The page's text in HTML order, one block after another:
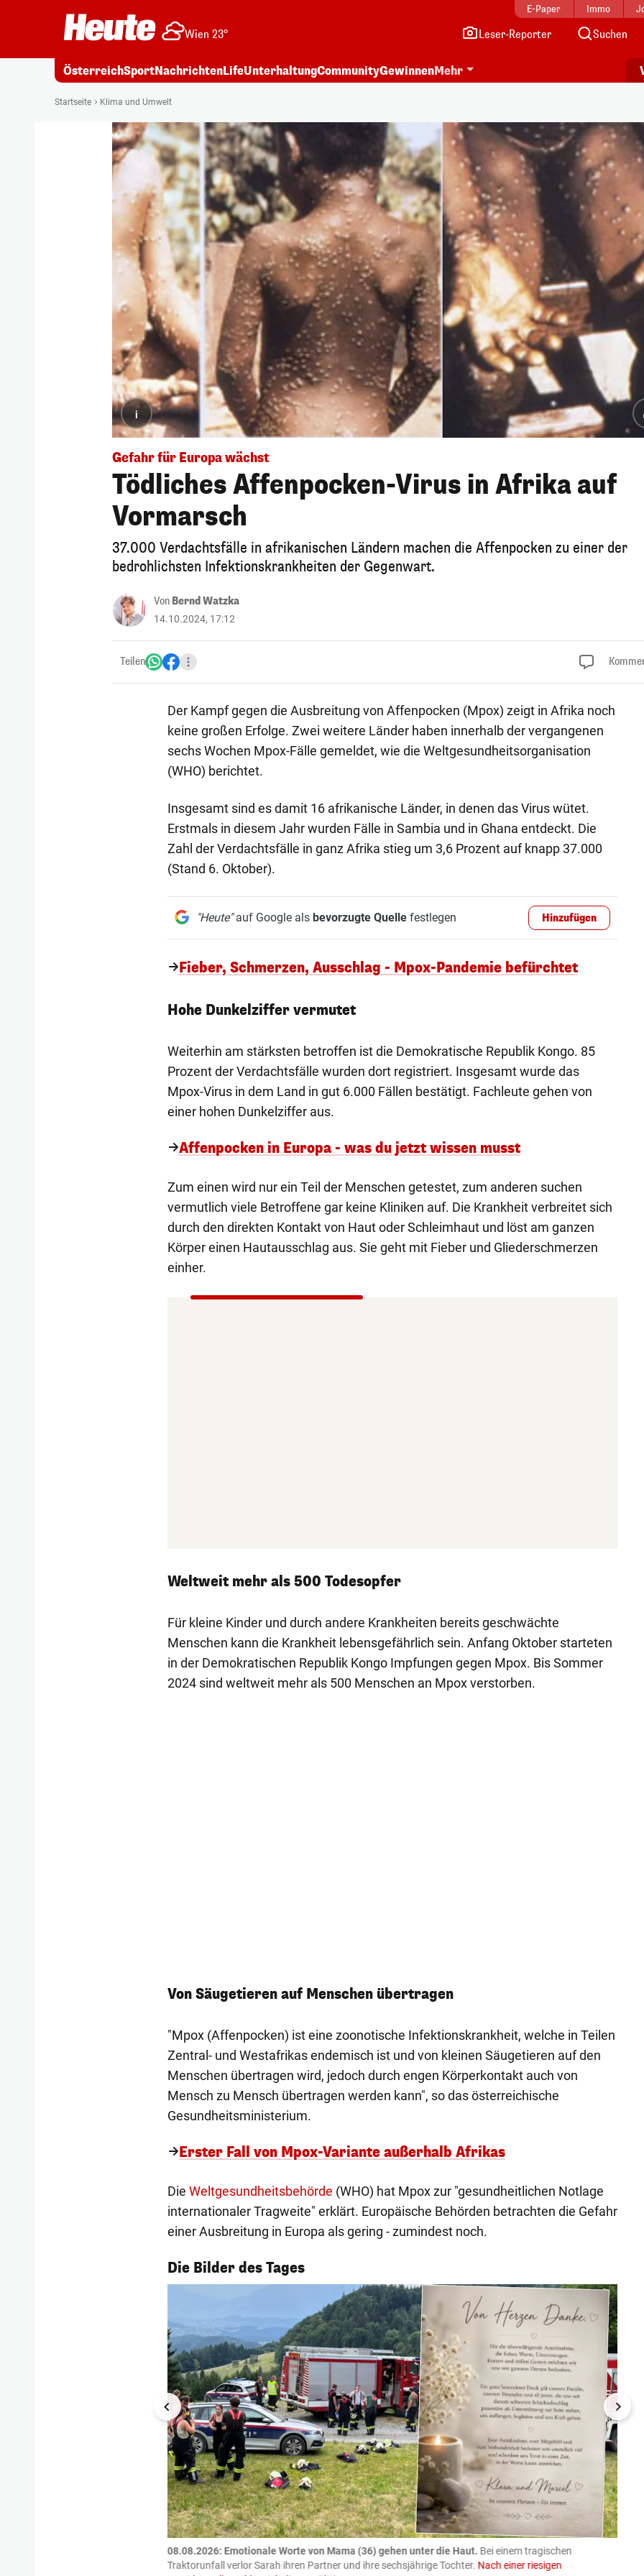
E-Paper Immo
Wien 23° Leser-Reporter Suchen
ÖsterreichSportNachrichtenLifeUnterhaltungCommunityGewinnenMehr
Startseite Klima und Umwelt
i
Gefahr für Europa wächst
Tödliches Affenpocken-Virus in Afrika auf
Vormarsch
37.000 Verdachtsfälle in afrikanischen Ländern machen die Affenpocken zu einer der
bedrohlichsten Infektionskrankheiten der Gegenwart.
Von Bernd Watzka
14.10.2024, 17:12
Teilen
Der Kampf gegen die Ausbreitung von Affenpocken (Mpox) zeigt in Afrika noch
keine großen Erfolge. Zwei weitere Länder haben innerhalb der vergangenen
sechs Wochen Mpox-Fälle gemeldet, wie die Weltgesundheitsorganisation
(WHO) berichtet.
Insgesamt sind es damit 16 afrikanische Länder, in denen das Virus wütet.
Erstmals in diesem Jahr wurden Fälle in Sambia und in Ghana entdeckt. Die
Zahl der Verdachtsfälle in ganz Afrika stieg um 3,6 Prozent auf knapp 37.000
(Stand 6. Oktober).
"Heute"auf Google als bevorzugte Quellefestlegen Hinzufügen
Fieber, Schmerzen, Ausschlag - Mpox-Pandemie befürchtet
Hohe Dunkelziffer vermutet
Weiterhin am stärksten betroffen ist die Demokratische Republik Kongo. 85
Prozent der Verdachtsfälle wurden dort registriert. Insgesamt wurde das
Mpox-Virus in dem Land in gut 6.000 Fällen bestätigt. Fachleute gehen von
einer hohen Dunkelziffer aus.
Affenpocken in Europa - was du jetzt wissen musst
Zum einen wird nur ein Teil der Menschen getestet, zum anderen suchen
vermutlich viele Betroffene gar keine Kliniken auf. Die Krankheit verbreitet sich
durch den direkten Kontakt von Haut oder Schleimhaut und löst am ganzen
Körper einen Hautausschlag aus. Sie geht mit Fieber und Gliederschmerzen
einher.
Weltweit mehr als 500 Todesopfer
Für kleine Kinder und durch andere Krankheiten bereits geschwächte
Menschen kann die Krankheit lebensgefährlich sein. Anfang Oktober starteten
in der Demokratischen Republik Kongo Impfungen gegen Mpox. Bis Sommer
2024 sind weltweit mehr als 500 Menschen an Mpox verstorben.
Von Säugetieren auf Menschen übertragen
"Mpox (Affenpocken) ist eine zoonotische Infektionskrankheit, welche in Teilen
Zentral- und Westafrikas endemisch ist und von kleinen Säugetieren auf den
Menschen übertragen wird, jedoch durch engen Körperkontakt auch von
Mensch zu Mensch übertragen werden kann", so das österreichische
Gesundheitsministerium.
Erster Fall von Mpox-Variante außerhalb Afrikas
Die Weltgesundheitsbehörde (WHO) hat Mpox zur "gesundheitlichen Notlage
internationaler Tragweite" erklärt. Europäische Behörden betrachten die Gefahr
einer Ausbreitung in Europa als gering - zumindest noch.
Die Bilder des Tages
1/56
08.08.2026: Emotionale Worte von Mama (36) gehen unter die Haut. Bei einem tragischen
Traktorunfall verlor Sarah ihren Partner und ihre sechsjährige Tochter. Nach einer riesigen